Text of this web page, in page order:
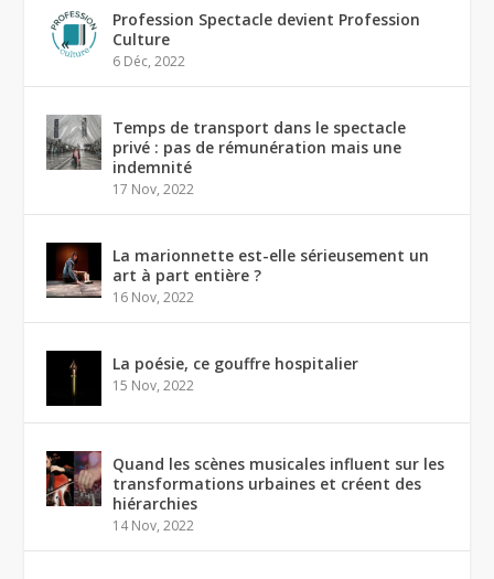
Profession Spectacle devient Profession
Culture
6 Déc, 2022
Temps de transport dans le spectacle
privé : pas de rémunération mais une
indemnité
17 Nov, 2022
La marionnette est-elle sérieusement un
art à part entière ?
16 Nov, 2022
La poésie, ce gouffre hospitalier
15 Nov, 2022
Quand les scènes musicales influent sur les
transformations urbaines et créent des
hiérarchies
14 Nov, 2022